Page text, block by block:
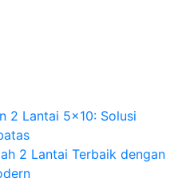
2 Lantai 5×10: Solusi
2 Lantai Terbaik dengan